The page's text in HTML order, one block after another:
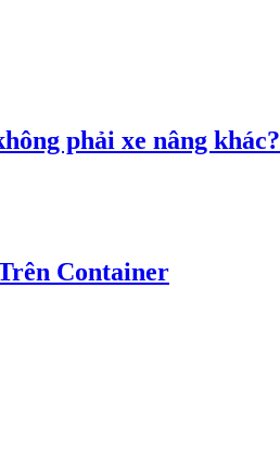
phải xe nâng khác?
Container